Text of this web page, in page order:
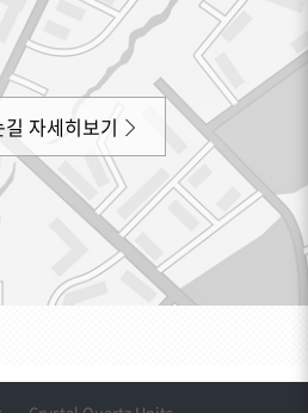
자세히보기